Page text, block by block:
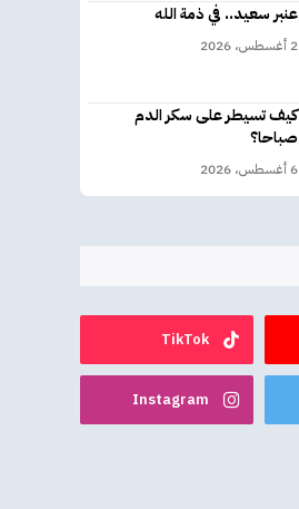
عنبر سعيد.. في ذمة الله
2 أغسطس، 2026
كيف تسيطر على سكر الدم
صباحا؟
6 أغسطس، 2026
TikTok
Instagram